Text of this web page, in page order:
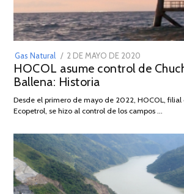
Gas Natural
POSTED
ON
2 DE MAYO DE 2020
DE
2026
HOCOL asume control de
Ballena: Historia
Desde el primero de mayo de 2022, HOCOL, filial
Ecopetrol, se hizo al control de los campos …